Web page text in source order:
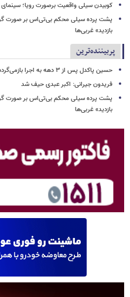
کوبیدن سیلی واقعیت برصورت رویا؛ سینمای
پشت پرده سیلی محکم بی‌تی‌اس بر صورت
بازدید» غربی‌ها
پربیننده‌ترین
حسین پاکدل پس از ۳ دهه به اجرا بازمی‌گردد؛ آغاز دوباره «هزار داستان»
فریدون جیرانی: اکبر عبدی حیف شد
پشت پرده سیلی محکم بی‌تی‌اس بر صورت
بازدید» غربی‌ها